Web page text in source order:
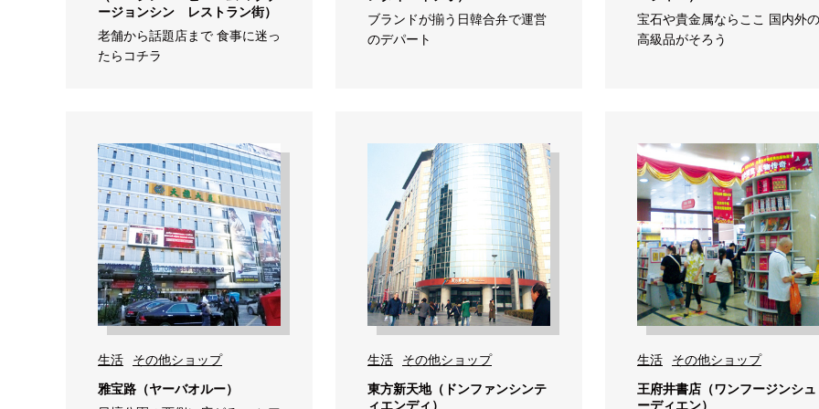
ージョンシン レストラン街）
老舗から話題店まで 食事に迷っ
たらコチラ
ブランドが揃う日韓合弁で運営
のデパート
宝石や貴金属ならここ 国内外の
高級品がそろう
生活
その他ショップ
雅宝路（ヤーバオルー）
生活
その他ショップ
東方新天地（ドンファンシンテ
ィエンディ）
生活
その他ショップ
王府井書店（ワンフージンシュ
ーディエン）